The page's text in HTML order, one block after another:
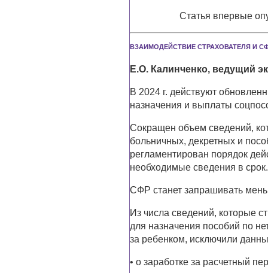
Статья впервые
ВЗАИМОДЕЙСТВИЕ СТРАХОВАТЕЛЯ И
Е.О. Калинченко, ведущий
В 2024 г. действуют
назначения и выплаты
Сокращен объем сведений,
больничных, декретных и
регламентирован порядок
необходимые сведения в срок.
СФР станет запрашивать
Из числа сведений, которые
для назначения пособий по
за ребенком, исключили
• о заработке за расчетный